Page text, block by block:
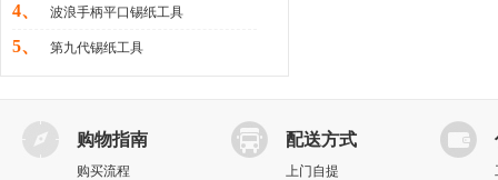
4、 波浪手柄平口锡纸工具
5、 第九代锡纸工具
购物指南
购买流程
配送方式
上门自提